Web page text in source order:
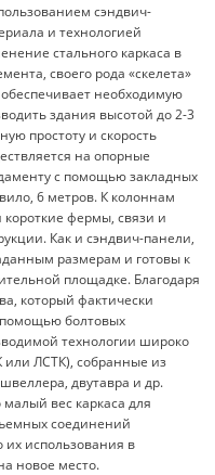
сэндвич-
и технологией
стального каркаса в
своего рода «скелета»
необходимую
здания высотой до 2-3
простоту и скорость
на опорные
с помощью закладных
6 метров. К колоннам
фермы, связи и
Как и сэндвич-панели,
размерам и готовы к
площадке. Благодаря
который фактически
помощью болтовых
технологии широко
или ЛСТК), собранные из
двутавра и др.
вес каркаса для
соединений
их использования в
новое место.